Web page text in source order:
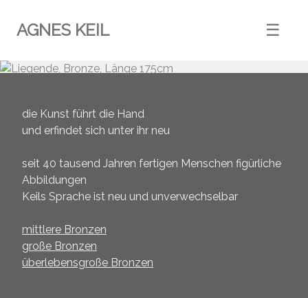
AGNES KEIL ☰
die Kunst führt die Hand
und erfindet sich unter ihr neu
seit 40 tausend Jahren fertigen Menschen figürliche
Abbildungen
Keils Sprache ist neu und unverwechselbar
mittlere Bronzen
große Bronzen
überlebensgroße Bronzen